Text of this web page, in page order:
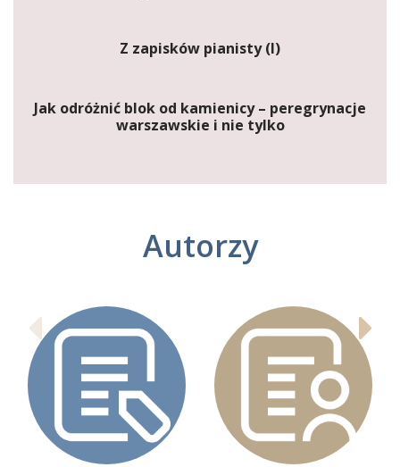
Z zapisków pianisty (I)
Jak odróżnić blok od kamienicy – peregrynacje
warszawskie i nie tylko
Autorzy